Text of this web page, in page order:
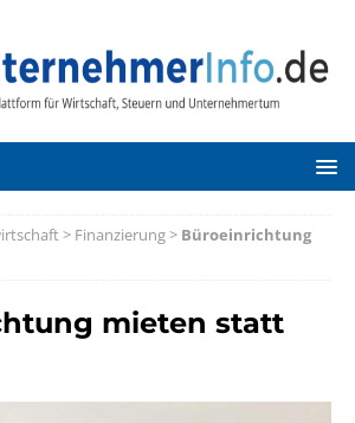
> Finanzierung> Büroeinrichtung
mieten statt